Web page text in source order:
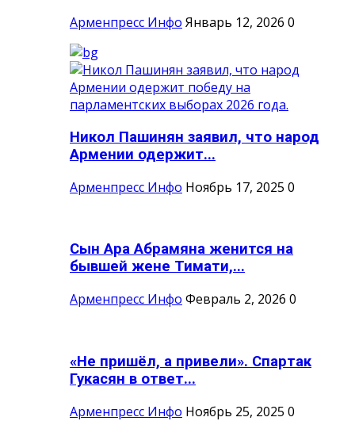
Арменпресс Инфо Январь 12, 2026 0
Никол Пашинян заявил, что народ
Армении одержит...
Арменпресс Инфо Ноябрь 17, 2025 0
Сын Ара Абрамяна женится на
бывшей жене Тимати,...
Арменпресс Инфо Февраль 2, 2026 0
«Не пришёл, а привели». Спартак
Гукасян в ответ...
Арменпресс Инфо Ноябрь 25, 2025 0